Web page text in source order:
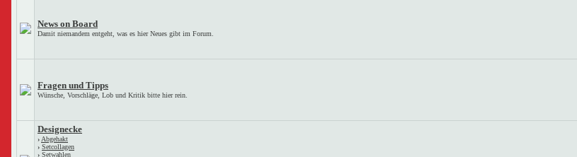
News on Board
Damit niemandem entgeht, was es hier Neues gibt im Forum.
Fragen und Tipps
Wünsche, Vorschläge, Lob und Kritik bitte hier rein.
Designecke
› Abgehakt
› Setcollagen
› Setwahlen